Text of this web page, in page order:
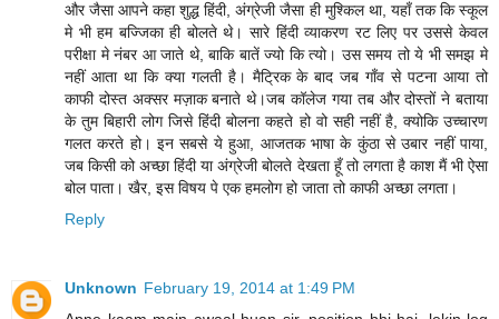
और जैसा आपने कहा शुद्ध हिंदी, अंग्रेजी जैसा ही मुश्किल था, यहाँ तक कि स्कूल
मे भी हम बज्जिका ही बोलते थे। सारे हिंदी व्याकरण रट लिए पर उससे केवल
परीक्षा मे नंबर आ जाते थे, बाकि बातें ज्यो कि त्यो। उस समय तो ये भी समझ मे
नहीं आता था कि क्या गलती है। मैट्रिक के बाद जब गाँव से पटना आया तो
काफी दोस्त अक्सर मज़ाक बनाते थे।जब कॉलेज गया तब और दोस्तों ने बताया
के तुम बिहारी लोग जिसे हिंदी बोलना कहते हो वो सही नहीं है, क्योकि उच्चारण
गलत करते हो। इन सबसे ये हुआ, आजतक भाषा के कुंठा से उबार नहीं पाया,
जब किसी को अच्छा हिंदी या अंग्रेजी बोलते देखता हूँ तो लगता है काश मैं भी ऐसा
बोल पाता। खैर, इस विषय पे एक हमलोग हो जाता तो काफी अच्छा लगता।
Reply
Unknown February 19, 2014 at 1:49 PM